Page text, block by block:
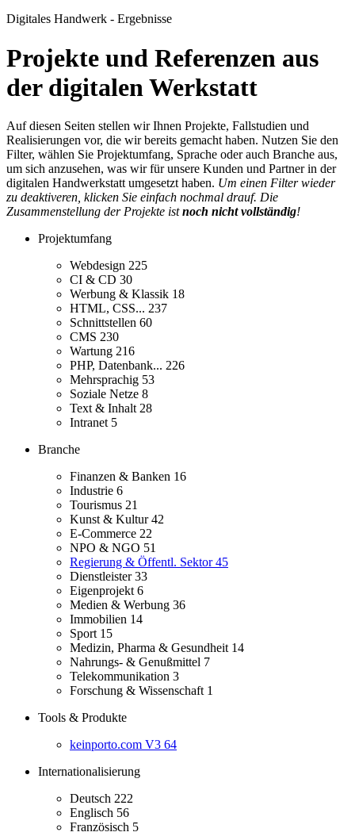
Digitales Handwerk - Ergebnisse
Projekte und Referenzen aus
der digitalen Werkstatt
Auf diesen Seiten stellen wir Ihnen Projekte, Fallstudien und
Realisierungen vor, die wir bereits gemacht haben. Nutzen Sie den
Filter, wählen Sie Projektumfang, Sprache oder auch Branche aus,
um sich anzusehen, was wir für unsere Kunden und Partner in der
digitalen Handwerkstatt umgesetzt haben. Um einen Filter wieder
zu deaktiveren, klicken Sie einfach nochmal drauf. Die
Zusammenstellung der Projekte istnoch nicht vollständig!
Projektumfang
Webdesign 225
CI & CD 30
Werbung & Klassik 18
HTML, CSS... 237
Schnittstellen 60
CMS 230
Wartung 216
PHP, Datenbank... 226
Mehrsprachig 53
Soziale Netze 8
Text & Inhalt 28
Intranet 5
Branche
Finanzen & Banken 16
Industrie 6
Tourismus 21
Kunst & Kultur42
E-Commerce 22
NPO & NGO 51
Regierung & Öffentl. Sektor45
Dienstleister33
Eigenprojekt 6
Medien & Werbung 36
Immobilien 14
Sport 15
Medizin, Pharma & Gesundheit 14
Nahrungs- & Genußmittel 7
Telekommunikation 3
Forschung & Wissenschaft 1
Tools & Produkte
keinporto.com V3 64
Internationalisierung
Deutsch 222
Englisch 56
Französisch 5